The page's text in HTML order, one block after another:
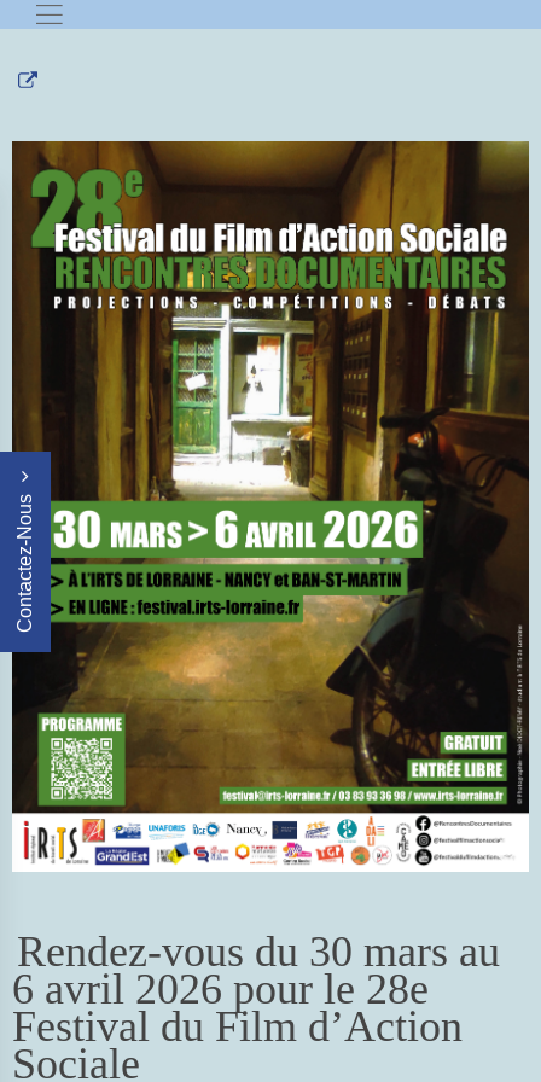
Contactez-Nous
Rendez-vous du 30 mars au
6 avril 2026 pour le 28e
Festival du Film d’Action
Sociale